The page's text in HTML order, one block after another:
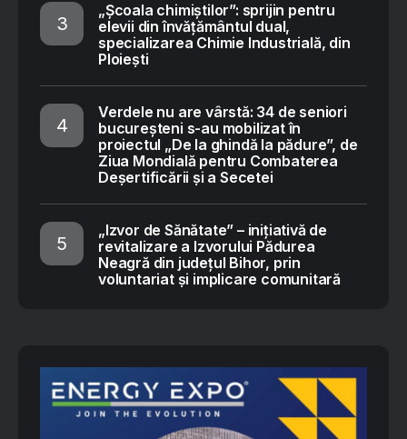
„Școala chimiștilor”: sprijin pentru
elevii din învățământul dual,
specializarea Chimie Industrială, din
Ploiești
Verdele nu are vârstă: 34 de seniori
bucureșteni s-au mobilizat în
proiectul „De la ghindă la pădure”, de
Ziua Mondială pentru Combaterea
Deșertificării și a Secetei
„Izvor de Sănătate” – inițiativă de
revitalizare a Izvorului Pădurea
Neagră din județul Bihor, prin
voluntariat și implicare comunitară